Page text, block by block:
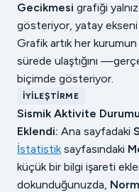
Gecikmesi grafiği
gösteriyor, yatay
Grafik artık her
sürede ulaştığını
biçimde gösteriyor.
İYILEŞTIRME
Sismik Aktivite
Eklendi: Ana sayfadaki
İstatistiksayfasındaki
küçük bir bilgi işareti
dokunduğunuzda,